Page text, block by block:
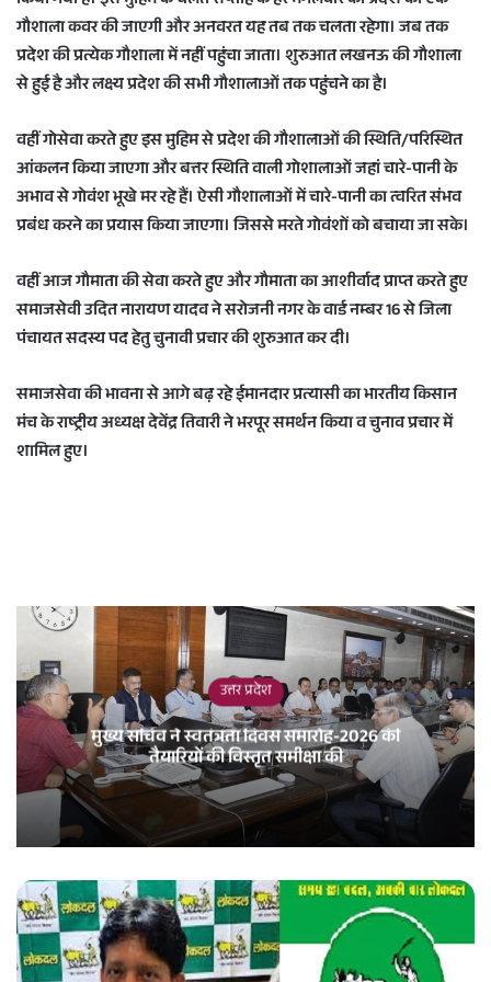
गौशाला कवर की जाएगी और अनवरत यह तब तक चलता रहेगा। जब तक
प्रदेश की प्रत्येक गौशाला में नहीं पहुंचा जाता। शुरुआत लखनऊ की गौशाला
से हुई है और लक्ष्य प्रदेश की सभी गौशालाओं तक पहुंचने का है।
वहीं गोसेवा करते हुए इस मुहिम से प्रदेश की गौशालाओं की स्थिति/परिस्थित
आंकलन किया जाएगा और बत्तर स्थिति वाली गोशालाओं जहां चारे-पानी के
अभाव से गोवंश भूखे मर रहे हैं। ऐसी गौशालाओं में चारे-पानी का त्वरित संभव
प्रबंध करने का प्रयास किया जाएगा। जिससे मरते गोवंशों को बचाया जा सके।
वहीं आज गौमाता की सेवा करते हुए और गौमाता का आशीर्वाद प्राप्त करते हुए
समाजसेवी उदित नारायण यादव ने सरोजनी नगर के वार्ड नम्बर 16 से जिला
पंचायत सदस्य पद हेतु चुनावी प्रचार की शुरुआत कर दी।
समाजसेवा की भावना से आगे बढ़ रहे ईमानदार प्रत्यासी का भारतीय किसान
मंच के राष्ट्रीय अध्यक्ष देवेंद्र तिवारी ने भरपूर समर्थन किया व चुनाव प्रचार में
शामिल हुए।
उत्तर प्रदेश
मुख्य सचिव ने स्वतंत्रता दिवस समारोह-2026 की
तैयारियों की विस्तृत समीक्षा की